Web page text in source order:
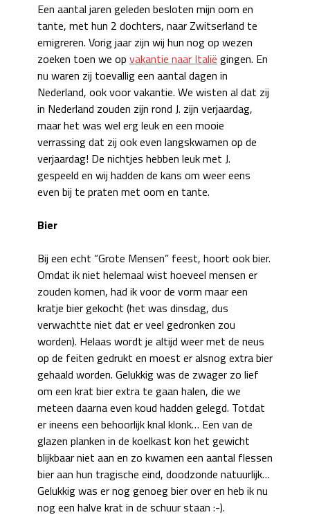
Een aantal jaren geleden besloten mijn oom en
tante, met hun 2 dochters, naar Zwitserland te
emigreren. Vorig jaar zijn wij hun nog op wezen
zoeken toen we op vakantie naar Italië gingen. En
nu waren zij toevallig een aantal dagen in
Nederland, ook voor vakantie. We wisten al dat zij
in Nederland zouden zijn rond J. zijn verjaardag,
maar het was wel erg leuk en een mooie
verrassing dat zij ook even langskwamen op de
verjaardag! De nichtjes hebben leuk met J.
gespeeld en wij hadden de kans om weer eens
even bij te praten met oom en tante.
Bier
Bij een echt “Grote Mensen” feest, hoort ook bier.
Omdat ik niet helemaal wist hoeveel mensen er
zouden komen, had ik voor de vorm maar een
kratje bier gekocht (het was dinsdag, dus
verwachtte niet dat er veel gedronken zou
worden). Helaas wordt je altijd weer met de neus
op de feiten gedrukt en moest er alsnog extra bier
gehaald worden. Gelukkig was de zwager zo lief
om een krat bier extra te gaan halen, die we
meteen daarna even koud hadden gelegd. Totdat
er ineens een behoorlijk knal klonk… Een van de
glazen planken in de koelkast kon het gewicht
blijkbaar niet aan en zo kwamen een aantal flessen
bier aan hun tragische eind, doodzonde natuurlijk…
Gelukkig was er nog genoeg bier over en heb ik nu
nog een halve krat in de schuur staan :-).